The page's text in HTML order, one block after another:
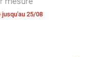
jusqu'au 25/08